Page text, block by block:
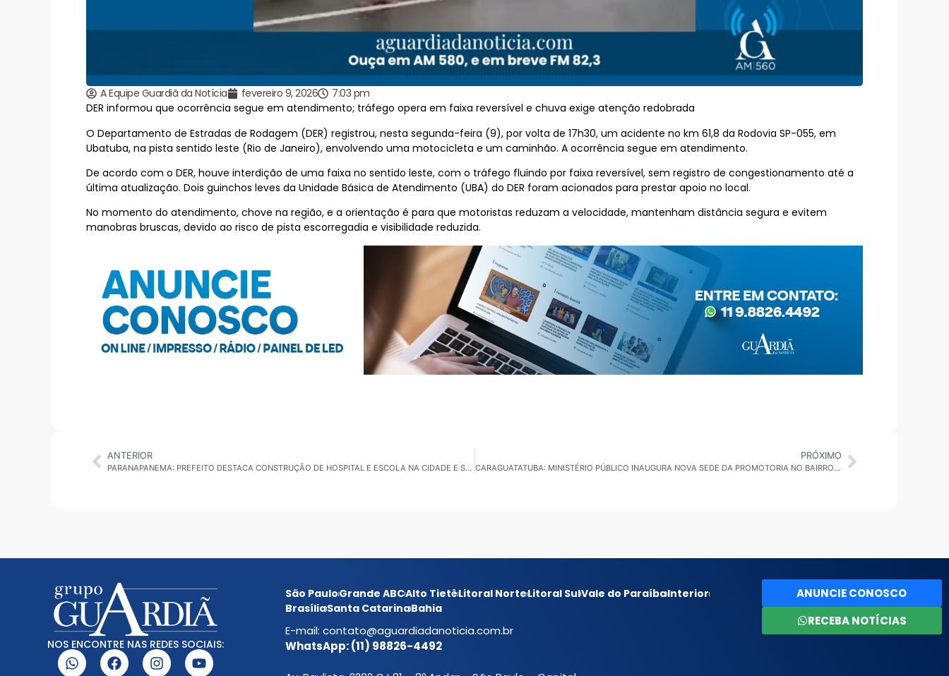
A Equipe Guardiã da Notícia fevereiro 9, 2026
7:03 pm
DER informou que ocorrência segue em atendimento; tráfego opera em faixa reversível e chuva exige atenção redobrada
O Departamento de Estradas de Rodagem (DER) registrou, nesta segunda-feira (9), por volta de 17h30, um acidente no km 61,8 da Rodovia SP-055, em
Ubatuba, na pista sentido leste (Rio de Janeiro), envolvendo uma motocicleta e um caminhão. A ocorrência segue em atendimento.
De acordo com o DER, houve interdição de uma faixa no sentido leste, com o tráfego fluindo por faixa reversível, sem registro de congestionamento até a
última atualização. Dois guinchos leves da Unidade Básica de Atendimento (UBA) do DER foram acionados para prestar apoio no local.
No momento do atendimento, chove na região, e a orientação é para que motoristas reduzam a velocidade, mantenham distância segura e evitem
manobras bruscas, devido ao risco de pista escorregadia e visibilidade reduzida.
ANTERIOR
PARANAPANEMA: PREFEITO DESTACA CONSTRUÇÃO DE HOSPITAL E ESCOLA NA CIDADE E SE DECLARA PRÉ-CANDIDATO A DEPUTADO PELO PSD
PRÓXIMO
CARAGUATATUBA: MINISTÉRIO PÚBLICO INAUGURA NOVA SEDE DA PROMOTORIA NO BAIRRO DO INDAIÁ
NOS ENCONTRE NAS REDES SOCIAIS:
São PauloGrande ABCAlto TietêLitoral NorteLitoral SulVale do ParaíbaInterior
BrasíliaSanta CatarinaBahia
E-mail: contato@aguardiadanoticia.com.br
WhatsApp: (11) 98826-4492
ANUNCIE CONOSCO
RECEBA NOTÍCIAS